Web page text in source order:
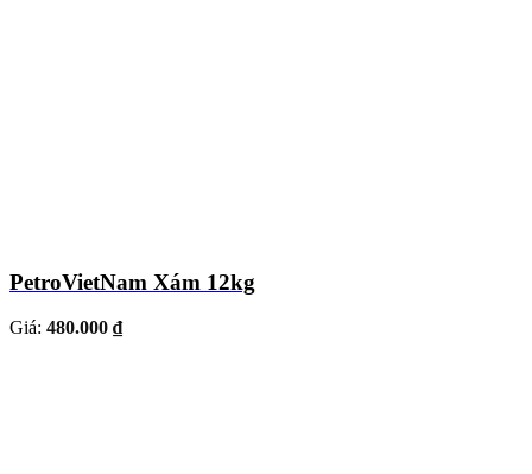
PetroVietNam Xám 12kg
Giá: 480.000 ₫